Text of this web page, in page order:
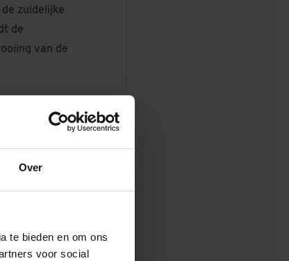
Over
te bieden en om ons
voor social
zuidelijke
de
van de
de
en in
Bos,
Vermeer,